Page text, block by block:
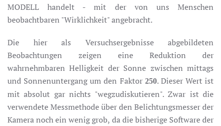
MODELL handelt - mit der von uns Menschen
beobachtbaren "Wirklichkeit" angebracht.
Die hier als Versuchsergebnisse abgebildeten
Beobachtungen zeigen eine Reduktion der
wahrnehmbaren Helligkeit der Sonne zwischen mittags
und Sonnenuntergang um den Faktor 250. Dieser Wert ist
mit absolut gar nichts "wegzudiskutieren". Zwar ist die
verwendete Messmethode über den Belichtungsmesser der
Kamera noch ein wenig grob, da die bisherige Software der